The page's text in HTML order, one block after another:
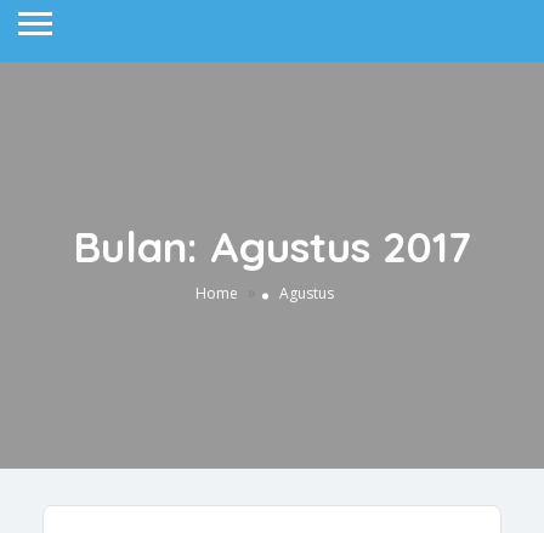
Bulan: Agustus 2017
Home Agustus